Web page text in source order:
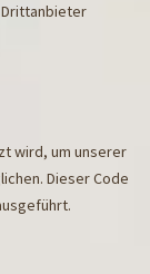
wird, um unserer
Dieser Code